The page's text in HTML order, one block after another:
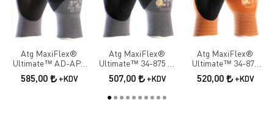
Atg MaxiFlex®
Ultimate™ AD-APT
42-875 ¾ Dipped İş
Eldiveni
585,00 +KDV
Atg MaxiFlex®
Ultimate™ 34-875 ¾
Dipped İş Eldiveni
507,00 +KDV
Atg MaxiFlex®
Ultimate™ 34-878
Palm İş Eldiveni
520,00 +KDV